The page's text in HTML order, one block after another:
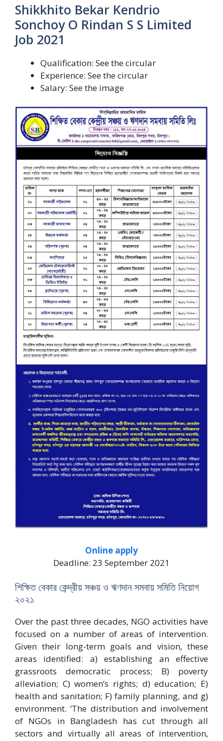
Shikkhito Bekar Kendrio
Sonchoy O Rindan S S Limited
Job 2021
Qualification: See the circular
Experience: See the circular
Salary: See the image
Online apply
Deadline: 23 September 2021
শিক্ষিত বেকার কেন্দ্রীয় সঞ্চয় ও ঋণদান সমবায় সমিতি নিয়োগ
২০২১
Over the past three decades, NGO activities have
focused on a number of areas of intervention.
Given their long-term goals and vision, these
areas identified: a) establishing an effective
grassroots democratic process; B) poverty
alleviation; C) women’s rights; d) education; E)
health and sanitation; F) family planning, and g)
environment. ‘The distribution and involvement
of NGOs in Bangladesh has cut through all
sectors and virtually all areas of intervention,